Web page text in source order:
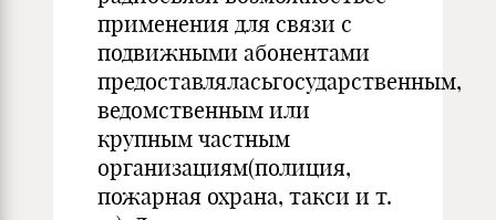
применения для связи с
подвижными абонентами
предоставляласьгосударственным,
ведомственным или
крупным частным
организациям(полиция,
пожарная охрана, такси и т.